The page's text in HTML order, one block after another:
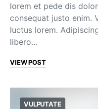
lorem et pede dis
consequat justo enim.
luctus lorem.
libero…
VIEW POST
VULPUTATE